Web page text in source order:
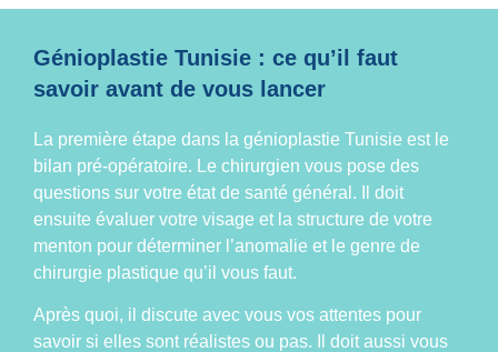
Génioplastie Tunisie : ce qu’il faut
savoir avant de vous lancer
La première étape dans la génioplastie Tunisie est le
bilan pré-opératoire. Le chirurgien vous pose des
questions sur votre état de santé général. Il doit
ensuite évaluer votre visage et la structure de votre
menton pour déterminer l’anomalie et le genre de
chirurgie plastique qu’il vous faut.
Après quoi, il discute avec vous vos attentes pour
savoir si elles sont réalistes ou pas. Il doit aussi vous